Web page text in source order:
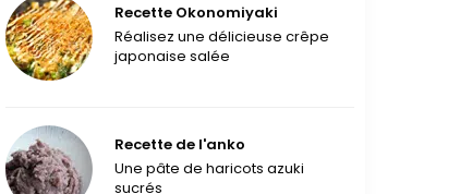
Recette Okonomiyaki
Réalisez une délicieuse crêpe
japonaise salée
Recette de l'anko
Une pâte de haricots azuki
sucrés